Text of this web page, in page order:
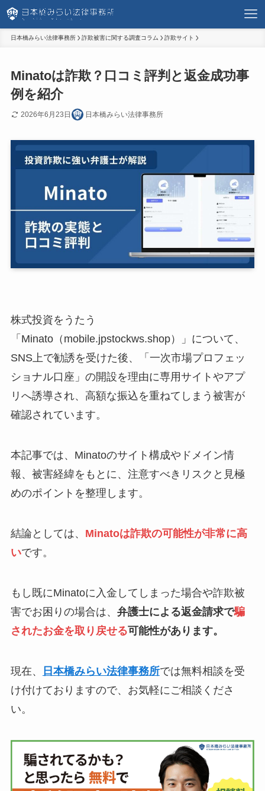
日本橋みらい法律事務所 詐欺被害に関する調査コラム 詐欺サイト
Minatoは詐欺？口コミ評判と返金成功事
例を紹介
2026年6月23日 日本橋みらい法律事務所
株式投資をうたう
「Minato（mobile.jpstockws.shop）」について、
SNS上で勧誘を受けた後、「一次市場プロフェッ
ショナル口座」の開設を理由に専用サイトやアプ
リへ誘導され、高額な振込を重ねてしまう被害が
確認されています。
本記事では、Minatoのサイト構成やドメイン情
報、被害経緯をもとに、注意すべきリスクと見極
めのポイントを整理します。
結論としては、 Minatoは詐欺の可能性が非常に高
いです。
もし既にMinatoに入金してしまった場合や詐欺被
害でお困りの場合は、 弁護士による返金請求で騙
されたお金を取り戻せる可能性があります。
現在、 日本橋みらい法律事務所では無料相談を受
け付けておりますので、お気軽にご相談くださ
い。